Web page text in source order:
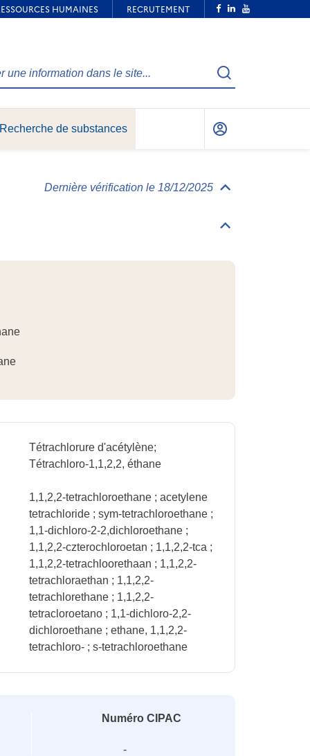
Recherche
Recherche de substances
Mon
Dernière vérification le 18/12/2025
Déplier/replier
Déplier/replier
Tétrachlorure d'acétylène;
Tétrachloro-1,1,2,2, éthane
1,1,2,2-tetrachloroethane ; acetylene
tetrachloride ; sym-tetrachloroethane ;
1,1-dichloro-2-2,dichloroethane ;
1,1,2,2-czterochloroetan ; 1,1,2,2-tca ;
1,1,2,2-tetrachloorethaan ; 1,1,2,2-
tetrachloraethan ; 1,1,2,2-
tetrachlorethane ; 1,1,2,2-
tetracloroetano ; 1,1-dichloro-2,2-
dichloroethane ; ethane, 1,1,2,2-
tetrachloro- ; s-tetrachloroethane
Numéro CIPAC
-